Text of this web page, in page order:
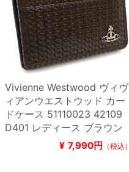
Vivienne Westwood ヴィヴ
ィアンウエストウッド カー
ドケース 51110023 42109
D401 レディース ブラウン
¥ 7,990円 （税込）